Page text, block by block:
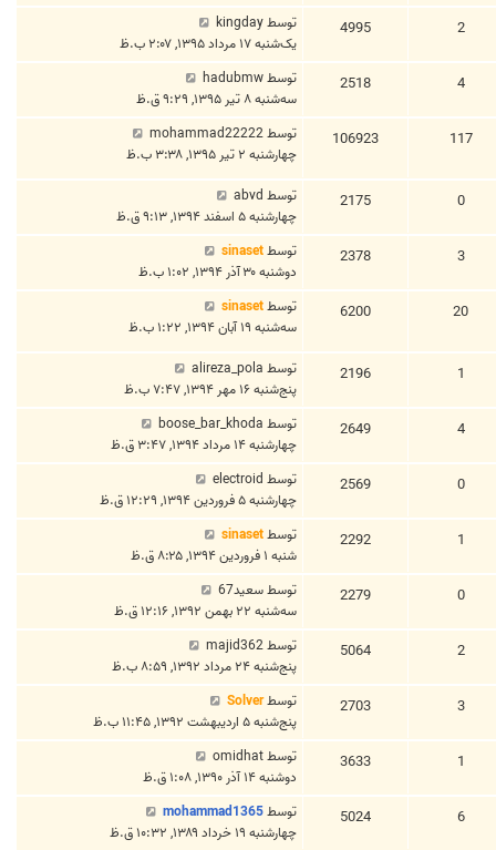
2
4995 توسطkingday
یک‌شنبه ۱۷ مرداد ۱۳۹۵, ۲:۰۷ ب.ظ
4
2518 توسطhadubmw
سه‌شنبه ۸ تیر ۱۳۹۵, ۹:۲۹ ق.ظ
117
106923 توسطmohammad22222
چهارشنبه ۲ تیر ۱۳۹۵, ۳:۳۸ ب.ظ
0
2175 توسط abvd
چهارشنبه ۵ اسفند ۱۳۹۴, ۹:۱۳ ق.ظ
3
2378 توسطsinaset
دوشنبه ۳۰ آذر ۱۳۹۴, ۱:۰۲ ب.ظ
20
6200 توسطsinaset
سه‌شنبه ۱۹ آبان ۱۳۹۴, ۱:۲۲ ب.ظ
1
2196 توسط alireza_pola
پنج‌شنبه ۱۶ مهر ۱۳۹۴, ۷:۴۷ ب.ظ
4
2649 توسط boose_bar_khoda
چهارشنبه ۱۴ مرداد ۱۳۹۴, ۳:۴۷ ق.ظ
0
2569 توسط electroid
چهارشنبه ۵ فروردین ۱۳۹۴, ۱۲:۲۹ ق.ظ
1
2292 توسطsinaset
شنبه ۱ فروردین ۱۳۹۴, ۸:۲۵ ق.ظ
0
2279 توسطسعيد67
سه‌شنبه ۲۲ بهمن ۱۳۹۲, ۱۲:۱۶ ق.ظ
2
5064 توسطmajid362
پنج‌شنبه ۲۴ مرداد ۱۳۹۲, ۸:۵۹ ب.ظ
3
2703 توسطSolver
پنج‌شنبه ۵ اردیبهشت ۱۳۹۲, ۱۱:۴۵ ب.ظ
1
3633 توسطomidhat
دوشنبه ۱۴ آذر ۱۳۹۰, ۱:۰۸ ق.ظ
6
5024 توسطmohammad1365
چهارشنبه ۱۹ خرداد ۱۳۸۹, ۱۰:۳۲ ق.ظ